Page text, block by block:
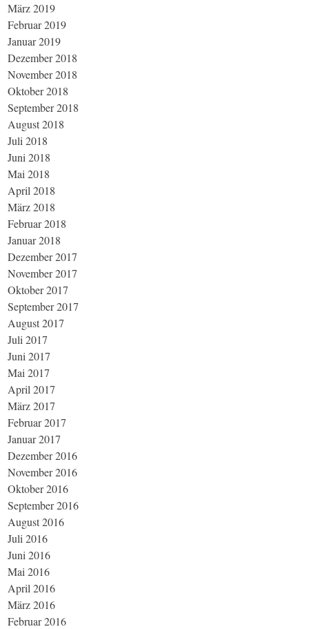
März 2019
Februar 2019
Januar 2019
Dezember 2018
November 2018
Oktober 2018
September 2018
August 2018
Juli 2018
Juni 2018
Mai 2018
April 2018
März 2018
Februar 2018
Januar 2018
Dezember 2017
November 2017
Oktober 2017
September 2017
August 2017
Juli 2017
Juni 2017
Mai 2017
April 2017
März 2017
Februar 2017
Januar 2017
Dezember 2016
November 2016
Oktober 2016
September 2016
August 2016
Juli 2016
Juni 2016
Mai 2016
April 2016
März 2016
Februar 2016